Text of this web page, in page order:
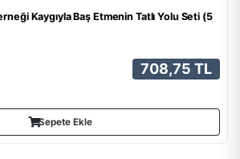
Kaygıyla Baş Etmenin Tatlı Yolu Seti (5
708,75 TL
Sepete Ekle